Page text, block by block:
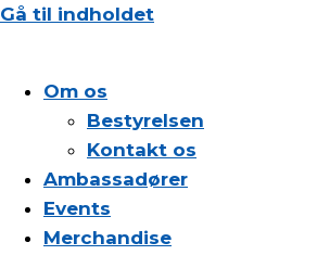
Gå til indholdet
Om os
Bestyrelsen
Kontakt os
Ambassadører
Events
Merchandise